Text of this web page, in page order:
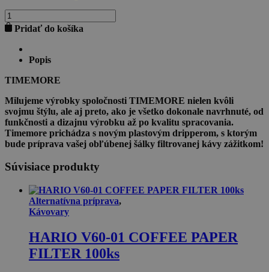
množstvo
TIMEMORE
CRYSTAL
EYE
CLEAR
Pridať do košíka
Popis
TIMEMORE
Milujeme výrobky spoločnosti TIMEMORE nielen kvôli
svojmu štýlu, ale aj preto, ako je všetko dokonale navrhnuté, od
funkčnosti a dizajnu výrobku až po kvalitu spracovania.
Timemore prichádza s novým plastovým dripperom, s ktorým
bude príprava vašej obľúbenej šálky filtrovanej kávy zážitkom!
Súvisiace produkty
Alternatívna príprava,
Kávovary
HARIO V60-01 COFFEE PAPER
FILTER 100ks